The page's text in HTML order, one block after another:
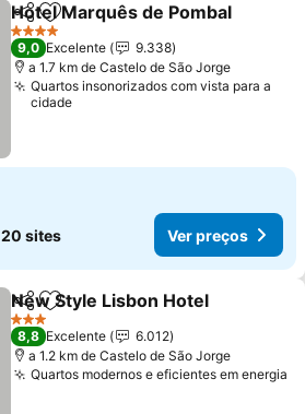
PartilharAdicionar aos favoritos
Hotel Marquês de Pombal
4 Estrelas
9,0 Excelente
9.338
a 1.7 km de Castelo de São Jorge
Quartos insonorizados com vista para a
cidade
20 sites Ver preços
PartilharAdicionar aos favoritos
New Style Lisbon Hotel
3 Estrelas
8,8 Excelente
6.012
a 1.2 km de Castelo de São Jorge
Quartos modernos e eficientes em energia